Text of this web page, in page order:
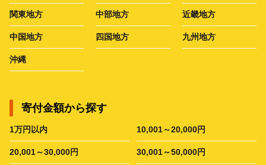
関東地方 中部地方 近畿地方
中国地方 四国地方 九州地方
沖縄
寄付金額から探す
1万円以内 10,001～20,000円
20,001～30,000円 30,001～50,000円